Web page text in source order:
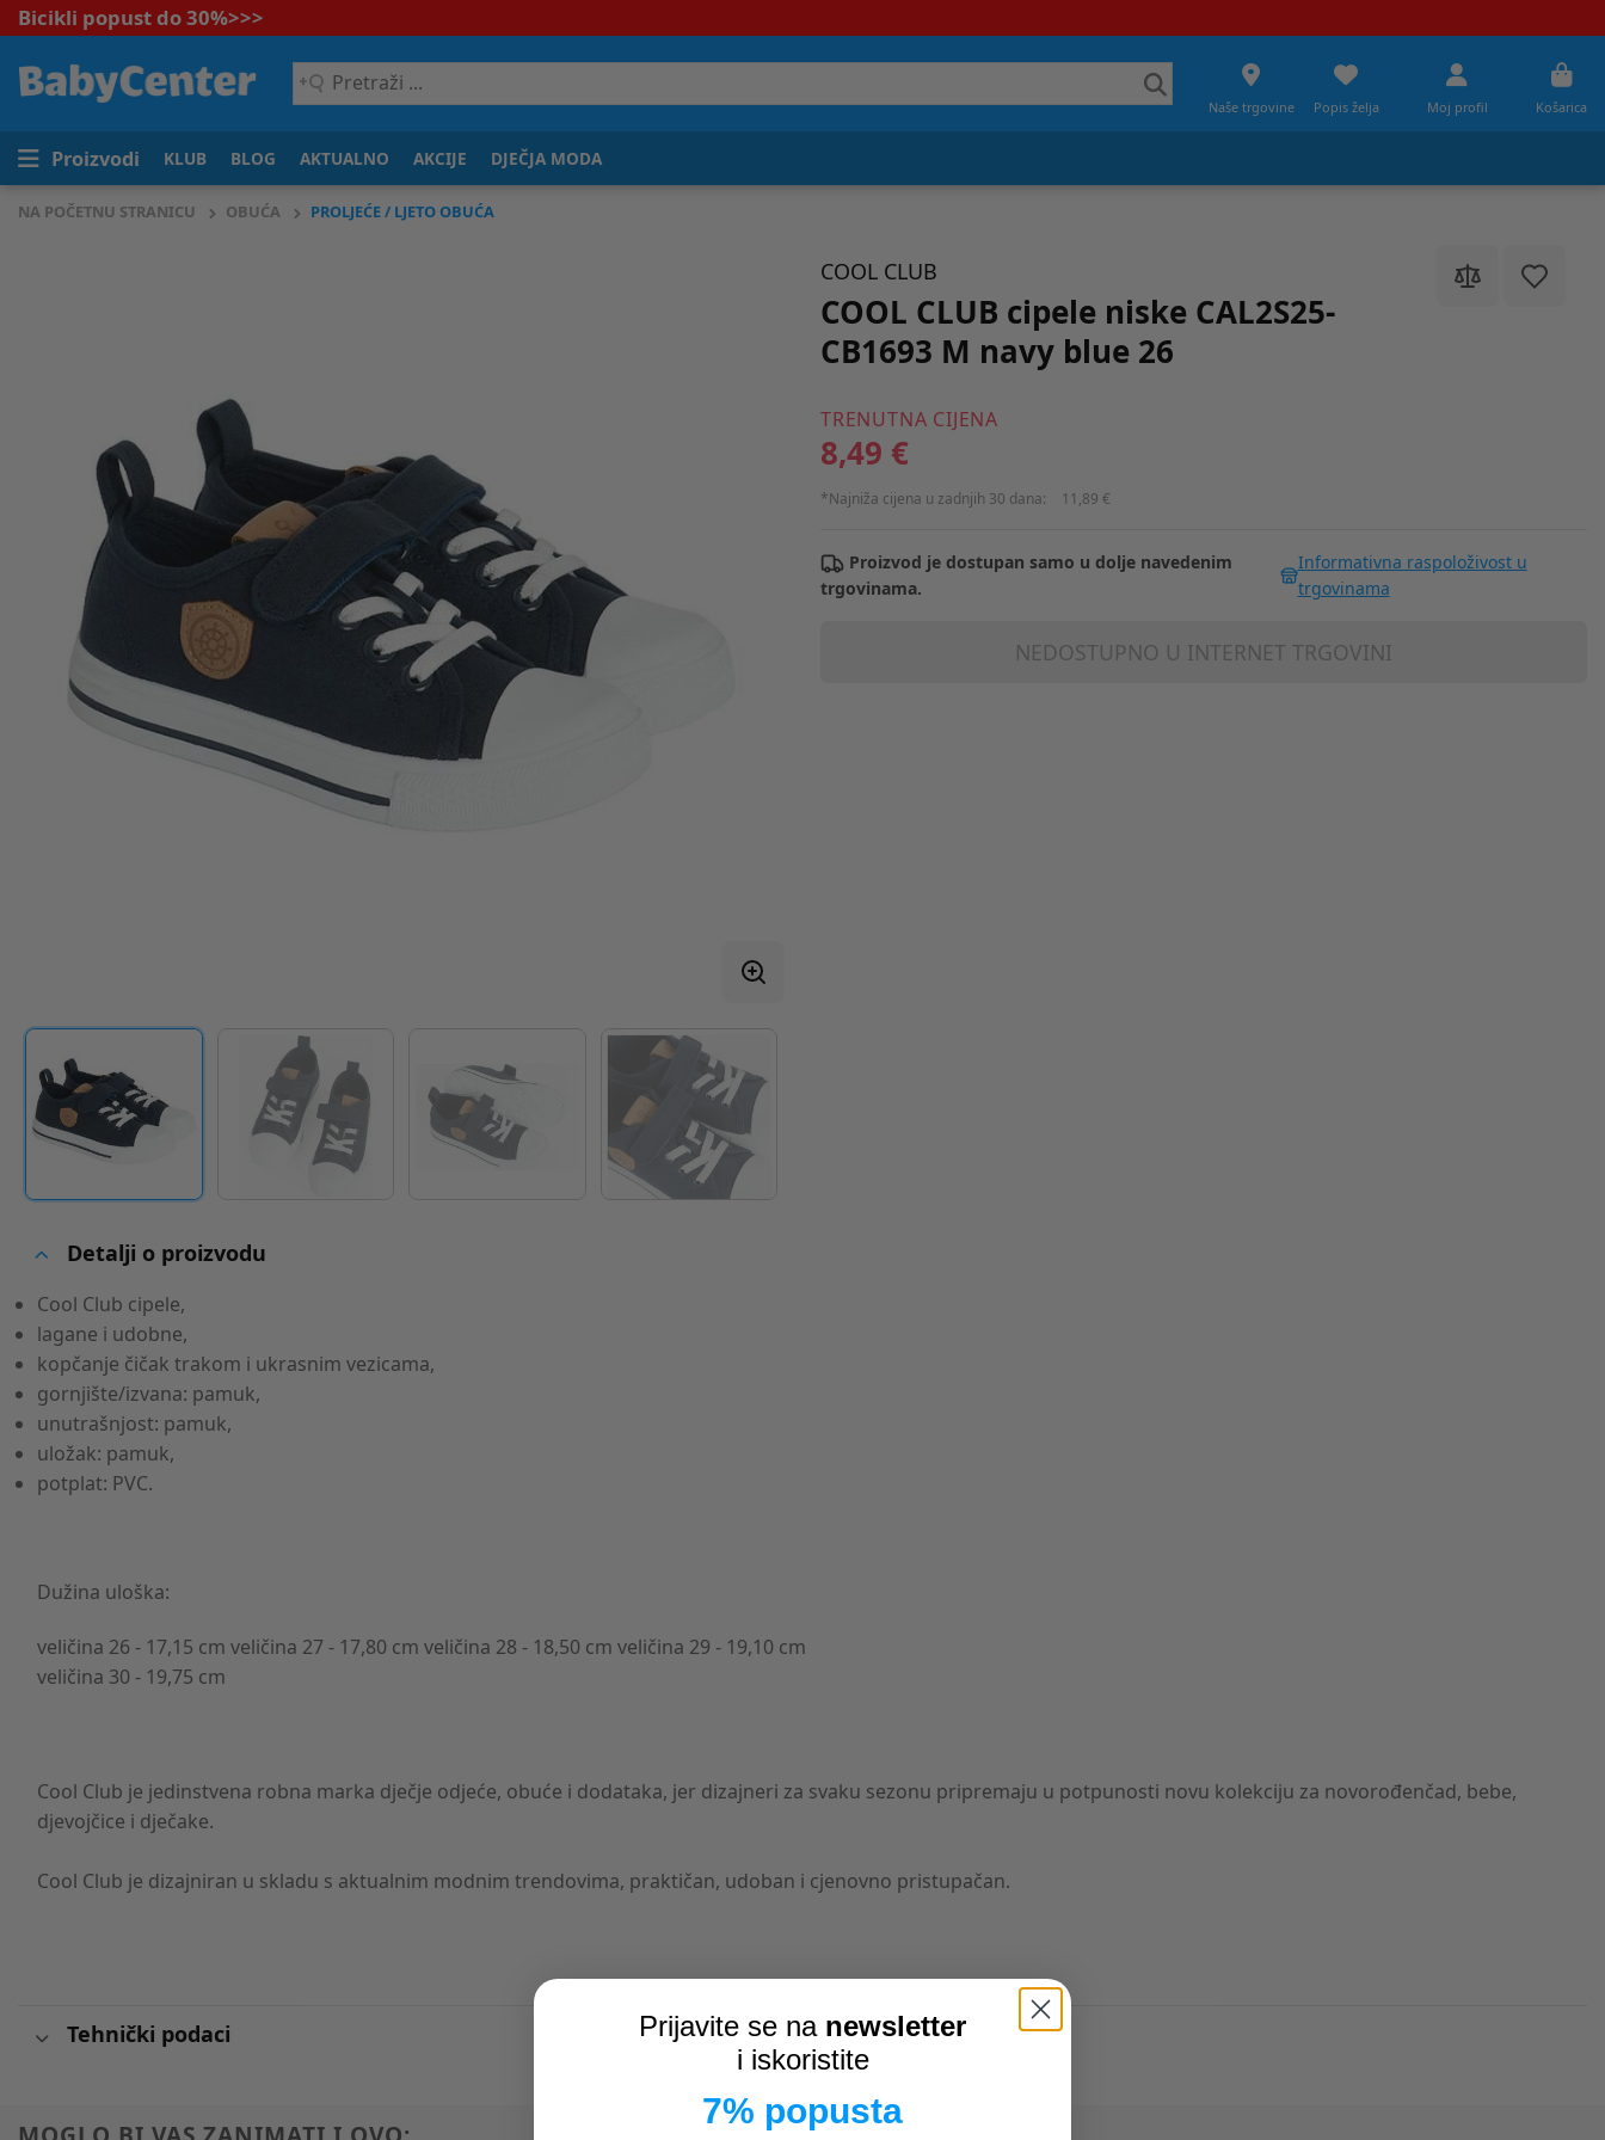
Bicikli popust do 30%>>>
Pretraži
...
Naše trgovine Popis želja Moj profil Košarica
Proizvodi KLUB BLOG AKTUALNO AKCIJE DJEČJA MODA
NA POČETNU STRANICU OBUĆA PROLJEĆE / LJETO OBUĆA
COOL CLUB
COOL CLUB cipele niske CAL2S25-
CB1693 M navy blue 26
TRENUTNA CIJENA
8,49 €
*Najniža cijena u zadnjih 30 dana: 11,89 €
Proizvod je dostupan samo u dolje navedenim
trgovinama.
Informativna raspoloživost u
trgovinama
NEDOSTUPNO U INTERNET TRGOVINI
Detalji o proizvodu
Cool Club cipele,
lagane i udobne,
kopčanje čičak trakom i ukrasnim vezicama,
gornjište/izvana: pamuk,
unutrašnjost: pamuk,
uložak: pamuk,
potplat: PVC.
Dužina uloška:
veličina 26 - 17,15 cm veličina 27 - 17,80 cm veličina 28 - 18,50 cm veličina 29 - 19,10 cm
veličina 30 - 19,75 cm
Cool Club je jedinstvena robna marka dječje odjeće, obuće i dodataka, jer dizajneri za svaku sezonu pripremaju u potpunosti novu kolekciju za novorođenčad, bebe,
djevojčice i dječake.
Cool Club je dizajniran u skladu s aktualnim modnim trendovima, praktičan, udoban i cjenovno pristupačan.
Tehnički podaci Prijavite se na newsletter
i iskoristite
7% popusta